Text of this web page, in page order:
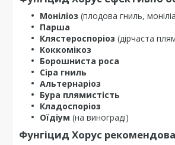
Моніліоз (плодова гниль,
Парша
Клястероспоріоз (дірчаста
Коккомікоз
Борошниста роса
Сіра гниль
Альтернаріоз
Бура плямистість
Кладоспоріоз
Оїдіум (на винограді)
Фунгіцид Хорус